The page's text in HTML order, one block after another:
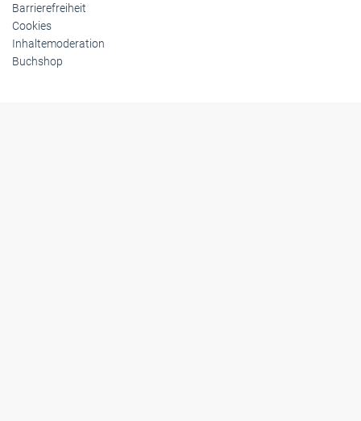
Barrierefreiheit
Cookies
Inhaltemoderation
Buchshop